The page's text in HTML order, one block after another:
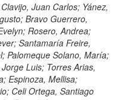
Juan Carlos; Yánez,
Bravo Guerrero,
Rosero, Andrea;
Santamaría Freire,
Palomeque Solano, María;
Luis; Torres Arias,
Espinoza, Mellisa;
Celi Ortega, Santiago